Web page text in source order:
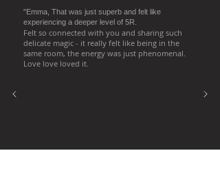
"Emma, That was just superb and felt like
experiencing a deeper level of 5R.
Felt so connected with you and sharing such
delicate magic - it really felt like being in the
same room, the energy was just phenomenal.
Love love loved it.